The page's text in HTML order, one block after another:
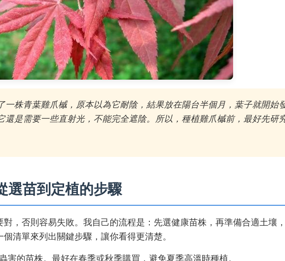
一株青葉雞爪槭，原本以為它耐陰，結果放在陽台半個月，葉子就開始
還是需要一些直射光，不能完全遮陰。所以，種植雞爪槭前，最好先研
選苗到定植的步驟
，否則容易失敗。我自己的流程是：先選健康苗株，再準備合適土壤
清單來列出關鍵步驟，讓你看得更清楚。
害的苗株。最好在春季或秋季購買，避免夏季高溫時種植。